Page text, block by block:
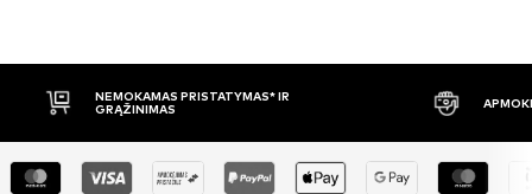
NEMOKAMAS PRISTATYMAS* IR
GRĄŽINIMAS